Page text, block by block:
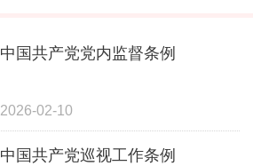
中国共产党党内监督条例
2026-02-10
中国共产党巡视工作条例